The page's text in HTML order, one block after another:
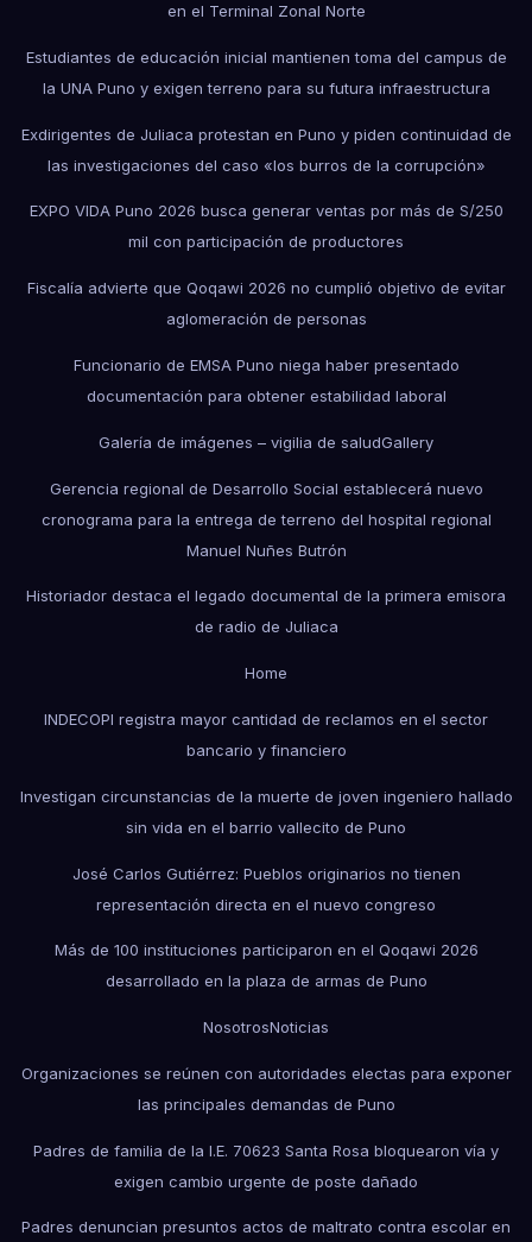
en el Terminal Zonal Norte
Estudiantes de educación inicial mantienen toma del campus de
la UNA Puno y exigen terreno para su futura infraestructura
Exdirigentes de Juliaca protestan en Puno y piden continuidad de
las investigaciones del caso «los burros de la corrupción»
EXPO VIDA Puno 2026 busca generar ventas por más de S/250
mil con participación de productores
Fiscalía advierte que Qoqawi 2026 no cumplió objetivo de evitar
aglomeración de personas
Funcionario de EMSA Puno niega haber presentado
documentación para obtener estabilidad laboral
Galería de imágenes – vigilia de saludGallery
Gerencia regional de Desarrollo Social establecerá nuevo
cronograma para la entrega de terreno del hospital regional
Manuel Nuñes Butrón
Historiador destaca el legado documental de la primera emisora
de radio de Juliaca
Home
INDECOPI registra mayor cantidad de reclamos en el sector
bancario y financiero
Investigan circunstancias de la muerte de joven ingeniero hallado
sin vida en el barrio vallecito de Puno
José Carlos Gutiérrez: Pueblos originarios no tienen
representación directa en el nuevo congreso
Más de 100 instituciones participaron en el Qoqawi 2026
desarrollado en la plaza de armas de Puno
NosotrosNoticias
Organizaciones se reúnen con autoridades electas para exponer
las principales demandas de Puno
Padres de familia de la I.E. 70623 Santa Rosa bloquearon vía y
exigen cambio urgente de poste dañado
Padres denuncian presuntos actos de maltrato contra escolar en